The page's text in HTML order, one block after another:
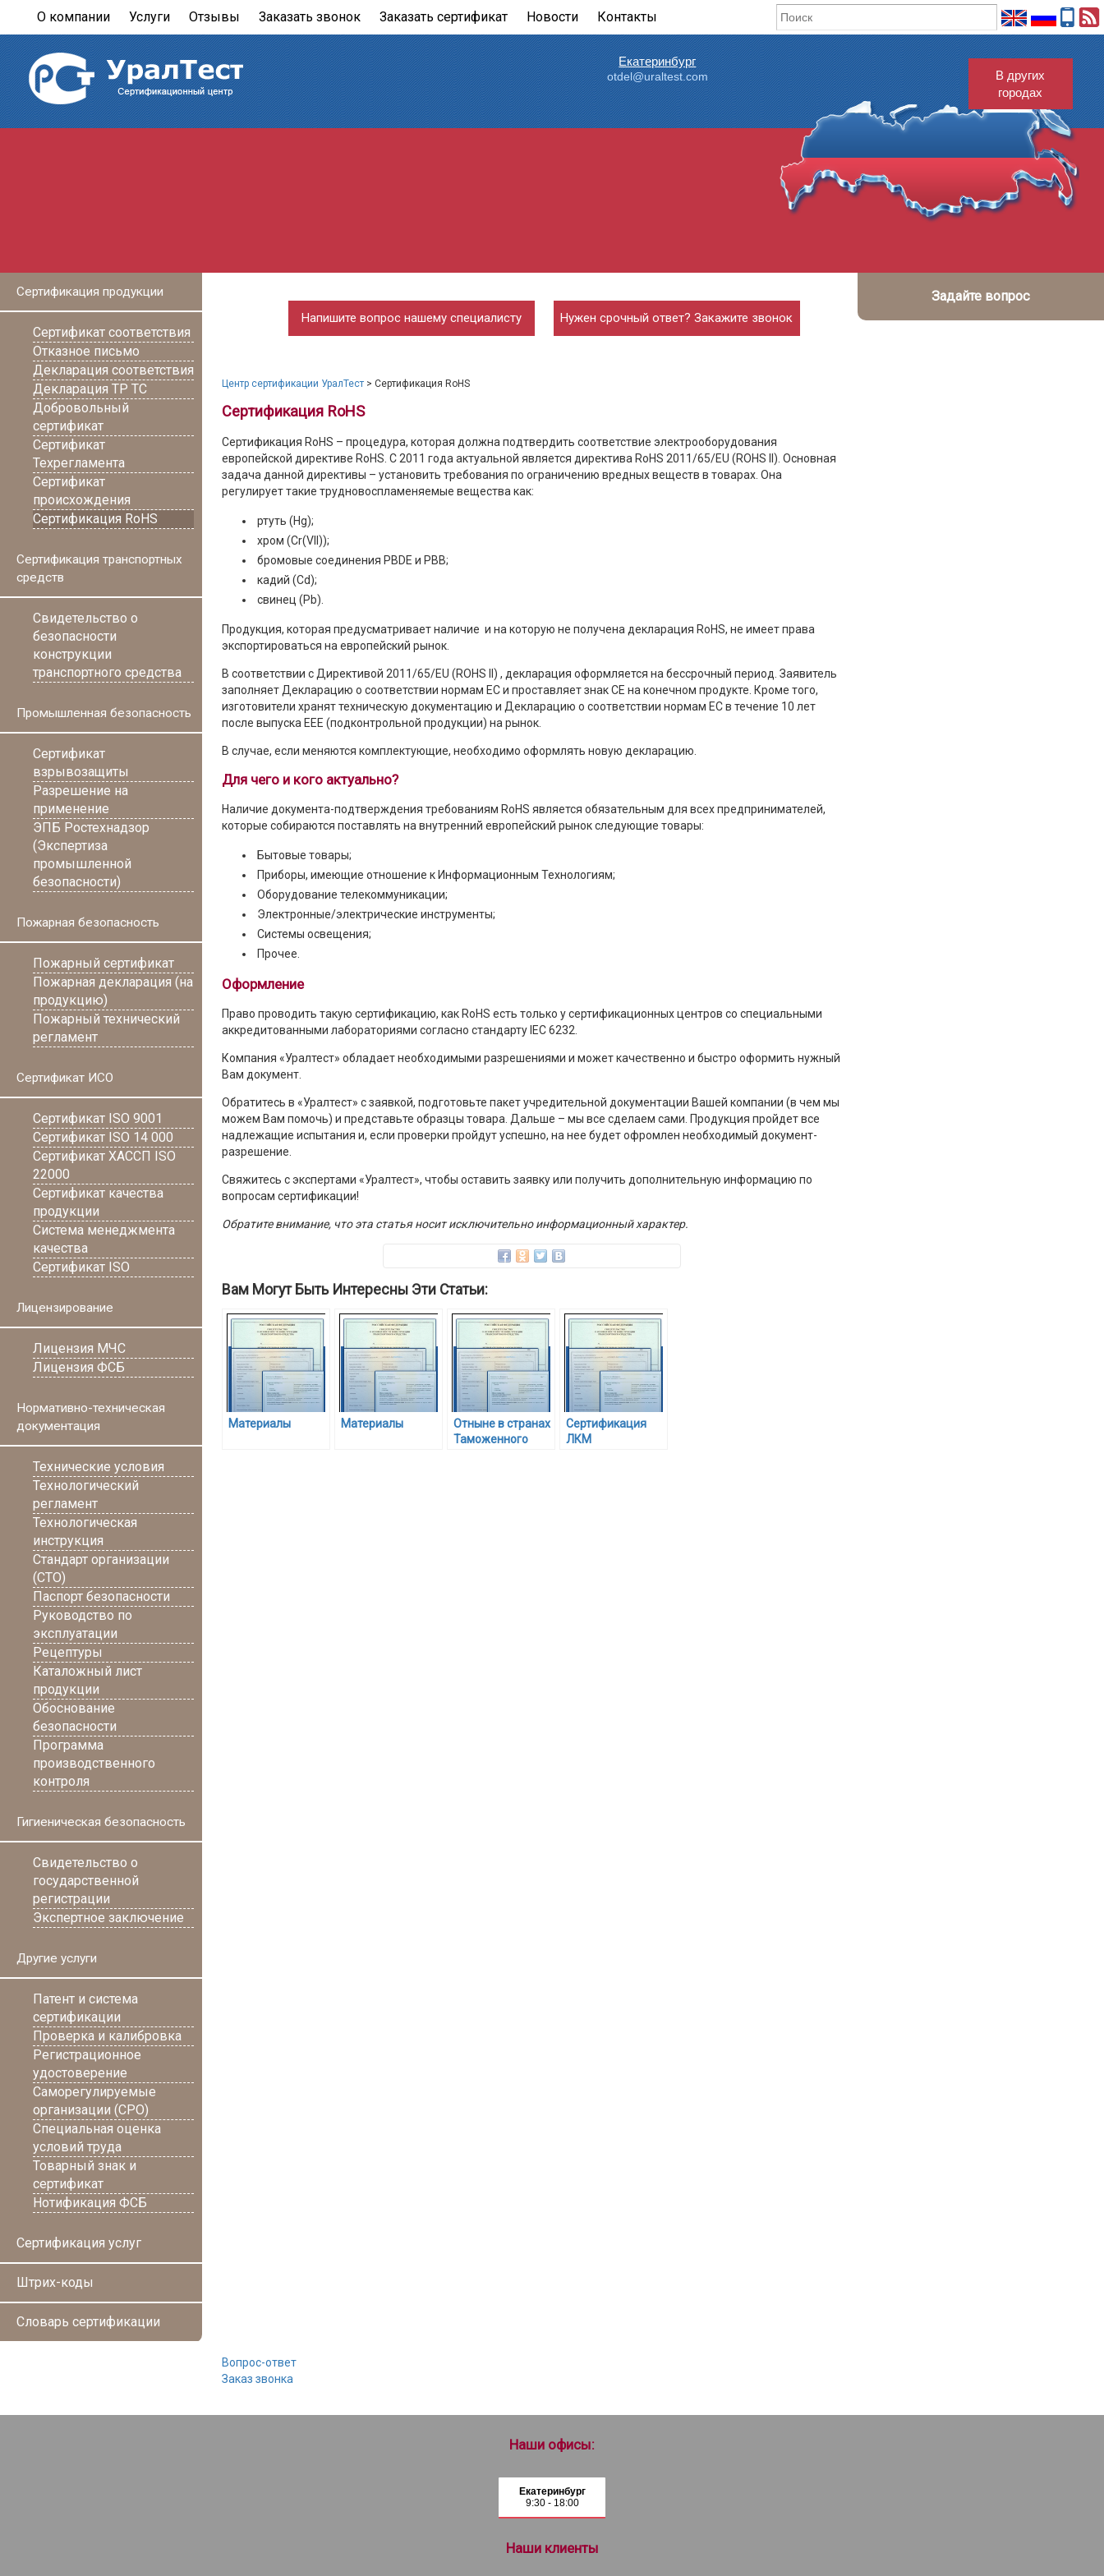
О компании Услуги Отзывы Заказать звонок Заказать сертификат Новости Контакты
Екатеринбург
otdel@uraltest.com
В других
городах
Сертификация продукции
Сертификат соответствия
Отказное письмо
Декларация соответствия
Декларация ТР ТС
Добровольный
сертификат
Сертификат
Техрегламента
Сертификат
происхождения
Сертификация RoHS
Сертификация транспортных
средств
Свидетельство о
безопасности
конструкции
транспортного средства
Промышленная безопасность
Сертификат
взрывозащиты
Разрешение на
применение
ЭПБ Ростехнадзор
(Экспертиза
промышленной
безопасности)
Пожарная безопасность
Пожарный сертификат
Пожарная декларация (на
продукцию)
Пожарный технический
регламент
Сертификат ИСО
Сертификат ISO 9001
Сертификат ISO 14 000
Сертификат ХАССП ISO
22000
Сертификат качества
продукции
Система менеджмента
качества
Сертификат ISO
Лицензирование
Лицензия МЧС
Лицензия ФСБ
Нормативно-техническая
документация
Технические условия
Технологический
регламент
Технологическая
инструкция
Стандарт организации
(СТО)
Паспорт безопасности
Руководство по
эксплуатации
Рецептуры
Каталожный лист
продукции
Обоснование
безопасности
Программа
производственного
контроля
Гигиеническая безопасность
Свидетельство о
государственной
регистрации
Экспертное заключение
Другие услуги
Патент и система
сертификации
Проверка и калибровка
Регистрационное
удостоверение
Саморегулируемые
организации (СРО)
Специальная оценка
условий труда
Товарный знак и
сертификат
Нотификация ФСБ
Сертификация услуг
Штрих-коды
Словарь сертификации
Задайте вопрос
Напишите вопрос нашему специалисту Нужен срочный ответ? Закажите звонок
Центр сертификации УралТест > Сертификация RoHS
Сертификация RoHS
Сертификация RoHS – процедура, которая должна подтвердить соответствие электрооборудования
европейской директиве RoHS. С 2011 года актуальной является директива RoHS 2011/65/EU (ROHS II). Основная
задача данной директивы – установить требования по ограничению вредных веществ в товарах. Она
регулирует такие трудновоспламеняемые вещества как:
ртуть (Hg);
хром (Cr(VII));
бромовые соединения PBDE и PBB;
кадий (Cd);
свинец (Pb).
Продукция, которая предусматривает наличие и на которую не получена декларация RoHS, не имеет права
экспортироваться на европейский рынок.
В соответствии с Директивой 2011/65/EU (ROHS II) , декларация оформляется на бессрочный период. Заявитель
заполняет Декларацию о соответствии нормам ЕС и проставляет знак СЕ на конечном продукте. Кроме того,
изготовители хранят техническую документацию и Декларацию о соответствии нормам ЕС в течение 10 лет
после выпуска EEE (подконтрольной продукции) на рынок.
В случае, если меняются комплектующие, необходимо оформлять новую декларацию.
Для чего и кого актуально?
Наличие документа-подтверждения требованиям RoHS является обязательным для всех предпринимателей,
которые собираются поставлять на внутренний европейский рынок следующие товары:
Бытовые товары;
Приборы, имеющие отношение к Информационным Технологиям;
Оборудование телекоммуникации;
Электронные/электрические инструменты;
Системы освещения;
Прочее.
Оформление
Право проводить такую сертификацию, как RoHS есть только у сертификационных центров со специальными
аккредитованными лабораториями согласно стандарту IEC 6232.
Компания «Уралтест» обладает необходимыми разрешениями и может качественно и быстро оформить нужный
Вам документ.
Обратитесь в «Уралтест» с заявкой, подготовьте пакет учредительной документации Вашей компании (в чем мы
можем Вам помочь) и представьте образцы товара. Дальше – мы все сделаем сами. Продукция пройдет все
надлежащие испытания и, если проверки пройдут успешно, на нее будет офромлен необходимый документ-
разрешение.
Свяжитесь с экспертами «Уралтест», чтобы оставить заявку или получить дополнительную информацию по
вопросам сертификации!
Обратите внимание, что эта статья носит исключительно информационный характер.
Вам Могут Быть Интересны Эти Статьи:
Материалы Материалы
Отныне в странах
Таможенного
Сертификация
ЛКМ
Вопрос-ответ
Заказ звонка
Наши офисы:
Екатеринбург
9:30 - 18:00
Наши клиенты